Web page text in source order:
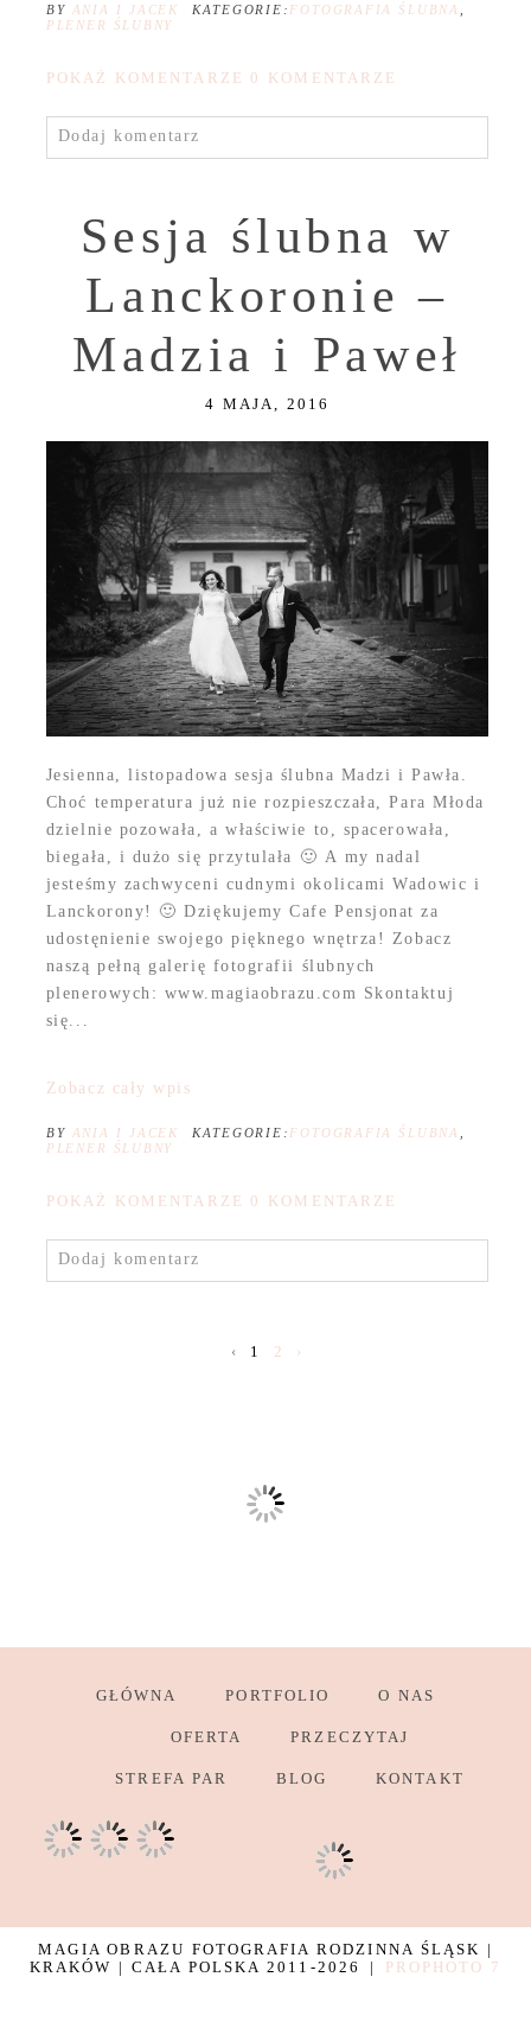
BY ANIA I JACEK KATEGORIE: FOTOGRAFIA ŚLUBNA
PLENER ŚLUBNY
POKAŻ KOMENTARZE 0 KOMENTARZE
Dodaj komentarz
Sesja ślubna w
Lanckoronie –
Madzia i Paweł
4 MAJA, 2016
Jesienna, listopadowa sesja ślubna Madzi i Pawła.
Choć temperatura już nie rozpieszczała, Para Młoda
dzielnie pozowała, a właściwie to, spacerowała,
biegała, i dużo się przytulała 🙂 A my nadal
jesteśmy zachwyceni cudnymi okolicami Wadowic i
Lanckorony! 🙂 Dziękujemy Cafe Pensjonat za
udostęnienie swojego pięknego wnętrza! Zobacz
naszą pełną galerię fotografii ślubnych
plenerowych: www.magiaobrazu.com Skontaktuj
się...
Zobacz cały wpis
BY ANIA I JACEK KATEGORIE: FOTOGRAFIA ŚLUBNA
PLENER ŚLUBNY
POKAŻ KOMENTARZE 0 KOMENTARZE
Dodaj komentarz
‹ 1 2 ›
GŁÓWNA PORTFOLIO O NAS
OFERTA PRZECZYTAJ
STREFA PAR BLOG KONTAKT
MAGIA OBRAZU FOTOGRAFIA RODZINNA ŚLĄSK |
KRAKÓW | CAŁA POLSKA 2011-2026
| PROPHOTO 7